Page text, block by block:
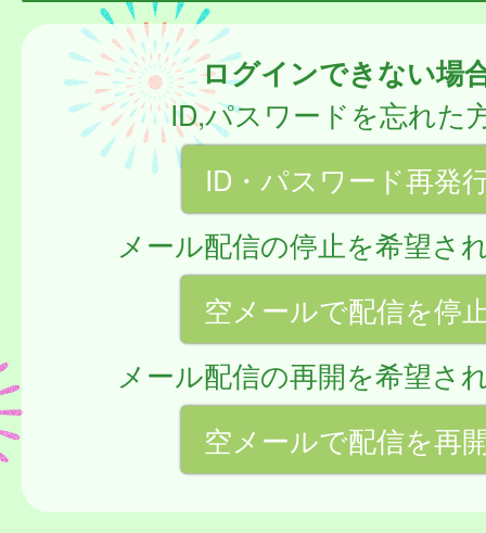
ログインできない場
ID,パスワードを忘れた
ID・パスワード再発
メール配信の停止を希望さ
空メールで配信を停
メール配信の再開を希望さ
空メールで配信を再